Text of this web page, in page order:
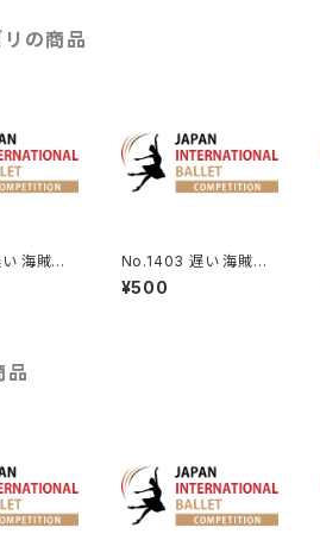
リの商品
海賊より
No.1403 遅い 海賊よ
りランケデムのVa.
¥500
品